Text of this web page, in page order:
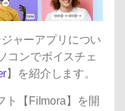
ャーアプリについ
コンでボイスチェ
】を紹介します。
ト【Filmora】を開